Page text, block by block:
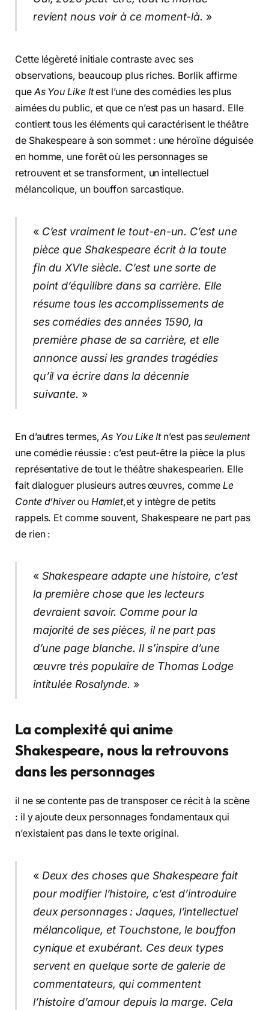
revient nous voir à ce moment-là. »
Cette légèreté initiale contraste avec ses
observations, beaucoup plus riches. Borlik affirme
que As You Like Itest l’une des comédies les plus
aimées du public, et que ce n’est pas un hasard. Elle
contient tous les éléments qui caractérisent le théâtre
de Shakespeare à son sommet : une héroïne déguisée
en homme, une forêt où les personnages se
retrouvent et se transforment, un intellectuel
mélancolique, un bouffon sarcastique.
« C’est vraiment le tout-en-un. C’est une
pièce que Shakespeare écrit à la toute
fin du XVIe siècle. C’est une sorte de
point d’équilibre dans sa carrière. Elle
résume tous les accomplissements de
ses comédies des années 1590, la
première phase de sa carrière, et elle
annonce aussi les grandes tragédies
qu’il va écrire dans la décennie
suivante. »
En d’autres termes,As You Like Itn’est passeulement
une comédie réussie : c’est peut-être la pièce la plus
représentative de tout le théâtre shakespearien. Elle
fait dialoguer plusieurs autres œuvres, comme Le
Conte d’hiverou Hamlet,et y intègre de petits
rappels. Et comme souvent, Shakespeare ne part pas
de rien :
« Shakespeare adapte une histoire, c’est
la première chose que les lecteurs
devraient savoir. Comme pour la
majorité de ses pièces, il ne part pas
d’une page blanche. Il s’inspire d’une
œuvre très populaire de Thomas Lodge
intitulée Rosalynde. »
La complexité qui anime
Shakespeare, nous la retrouvons
dans les personnages
il ne se contente pas de transposer ce récit à la scène
: il y ajoute deux personnages fondamentaux qui
n’existaient pas dans le texte original.
« Deux des choses que Shakespeare fait
pour modifier l’histoire, c’est d’introduire
deux personnages : Jaques, l’intellectuel
mélancolique, et Touchstone, le bouffon
cynique et exubérant. Ces deux types
servent en quelque sorte de galerie de
commentateurs, qui commentent
l’histoire d’amour depuis la marge. Cela